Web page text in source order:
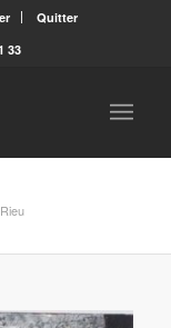
Quitter
33